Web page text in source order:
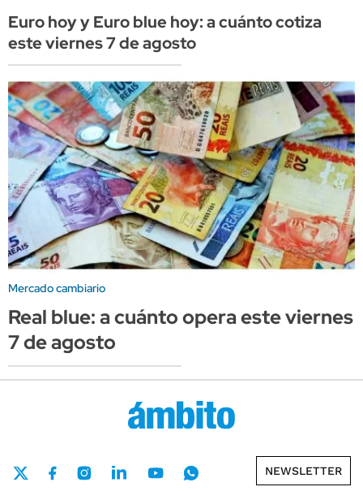
Euro hoy y Euro blue hoy: a cuánto cotiza
este viernes 7 de agosto
Mercado cambiario
Real blue: a cuánto opera este viernes
7 de agosto
NEWSLETTER